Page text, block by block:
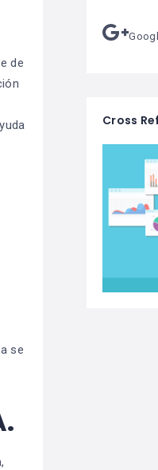
de
se
Cross